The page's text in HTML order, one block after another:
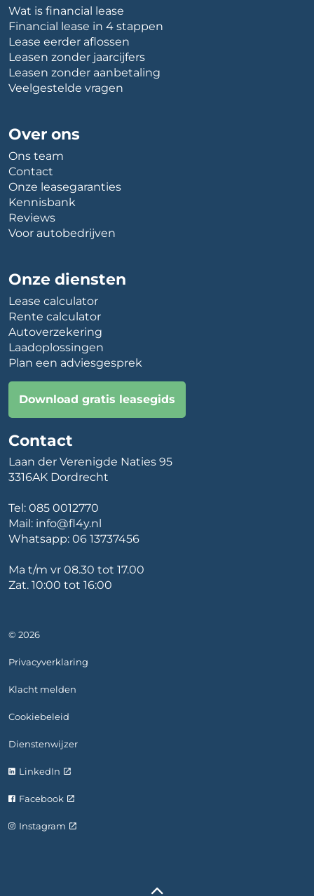
Wat is financial lease
Financial lease in 4 stappen
Lease eerder aflossen
Leasen zonder jaarcijfers
Leasen zonder aanbetaling
Veelgestelde vragen
Over ons
Ons team
Contact
Onze leasegaranties
Kennisbank
Reviews
Voor autobedrijven
Onze diensten
Lease calculator
Rente calculator
Autoverzekering
Laadoplossingen
Plan een adviesgesprek
Download gratis leasegids
Contact
Laan der Verenigde Naties 95
3316AK Dordrecht
Tel: 085 0012770
Mail: info@fl4y.nl
Whatsapp: 06 13737456
Ma t/m vr 08.30 tot 17.00
Zat. 10:00 tot 16:00
© 2026
Privacyverklaring
Klacht melden
Cookiebeleid
Dienstenwijzer
LinkedIn
Facebook
Instagram